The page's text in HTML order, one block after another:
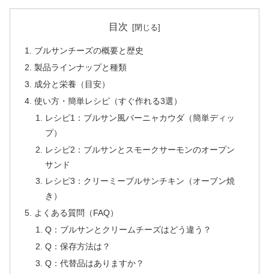
目次
ブルサンチーズの概要と歴史
製品ラインナップと種類
成分と栄養（目安）
使い方・簡単レシピ（すぐ作れる3選）
レシピ1：ブルサン風バーニャカウダ（簡単ディッ
プ）
レシピ2：ブルサンとスモークサーモンのオープン
サンド
レシピ3：クリーミーブルサンチキン（オーブン焼
き）
よくある質問（FAQ）
Q：ブルサンとクリームチーズはどう違う？
Q：保存方法は？
Q：代替品はありますか？